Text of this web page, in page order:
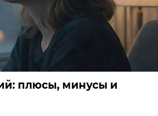
плюсы, минусы и